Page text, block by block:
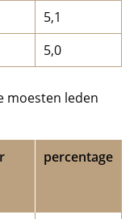
5,1
5,0
moesten leden
percentage